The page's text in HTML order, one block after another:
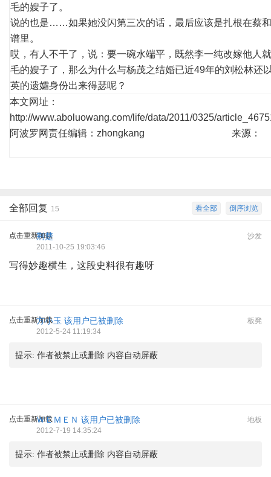
毛的嫂子了。
说的也是……如果她没闪第三次的话，最后应该是扎根在蔡
谱里。
哎，有人不干了，说：要一碗水端平，既然李一纯改嫁他人
毛的嫂子了，那么为什么与杨茂之结婚已近49年的刘松林还
英的遗孀身份出来得瑟呢？
本文网址：
http://www.aboluowang.com/life/data/2011/0325/
阿波罗网责任编辑：zhongkang 来源：
倒序浏览
看全部
全部回复 15
点击重新加载 沙发
荆楚
2011-10-25 19:03:46
写得妙趣横生，这段史料很有趣呀
点击重新加载 板凳
方小玉 该用户已被删除
2012-5-24 11:19:34
提示: 作者被禁止或删除 内容自动屏蔽
点击重新加载 地板
ＷＥＭＥＮ 该用户已被删除
2012-7-19 14:35:24
提示: 作者被禁止或删除 内容自动屏蔽